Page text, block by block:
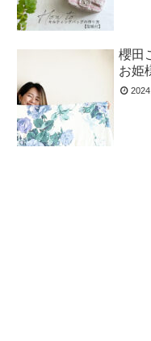
櫻田
お姫